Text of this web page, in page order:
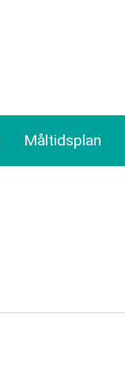
Måltidsplan